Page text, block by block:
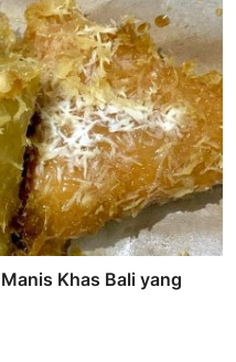
Khas Bali yang